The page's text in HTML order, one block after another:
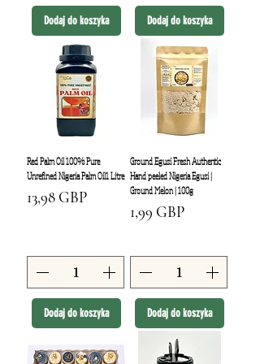
Dodaj do koszyka Dodaj do koszyka
Red Palm Oil 100% Pure
Unrefined Nigeria Palm Oil1 Litre
Cena
13,98 GBP
Dodaj do koszyka
Ground Egusi Fresh Authentic
Hand peeled Nigeria Egusi |
Ground Melon | 100g
Cena
1,99 GBP
Dodaj do koszyka